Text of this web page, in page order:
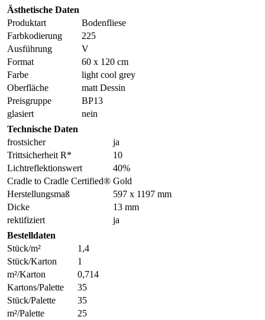
Ästhetische Daten
Produktart
Bodenfliese
Farbkodierung
225
Ausführung
V
Format
60 x 120 cm
Farbe
light cool grey
Oberfläche
matt Dessin
Preisgruppe
BP13
glasiert
nein
Technische Daten
frostsicher
ja
Trittsicherheit R*
10
Lichtreflektionswert
40%
Cradle to Cradle Certified® Gold
Herstellungsmaß
597 x 1197 mm
Dicke
13 mm
rektifiziert
ja
Bestelldaten
Stück/m²
1,4
Stück/Karton
1
m²/Karton
0,714
Kartons/Palette
35
Stück/Palette
35
m²/Palette
25